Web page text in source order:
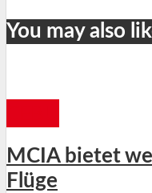
You may also
MCIA bietet
Flüge